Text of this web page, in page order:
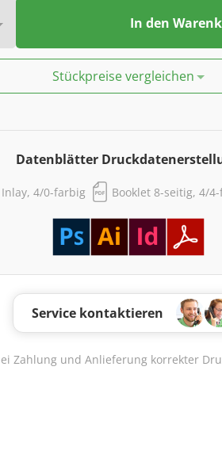
In den
Stückpreise vergleichen
Datenblätter
Inlay, 4/0-farbig Booklet 8-seitig, 4/
Service kontaktieren
Zahlung und Anlieferung korrekter